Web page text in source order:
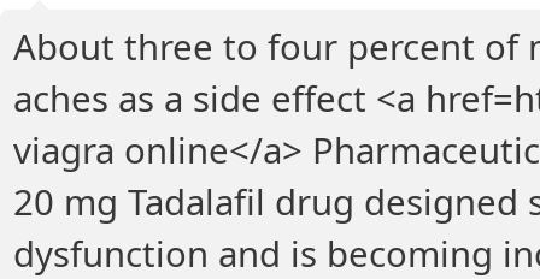
About three to four percent of
aches as a side effect <a
viagra online</a>
20 mg Tadalafil drug
dysfunction and is becoming